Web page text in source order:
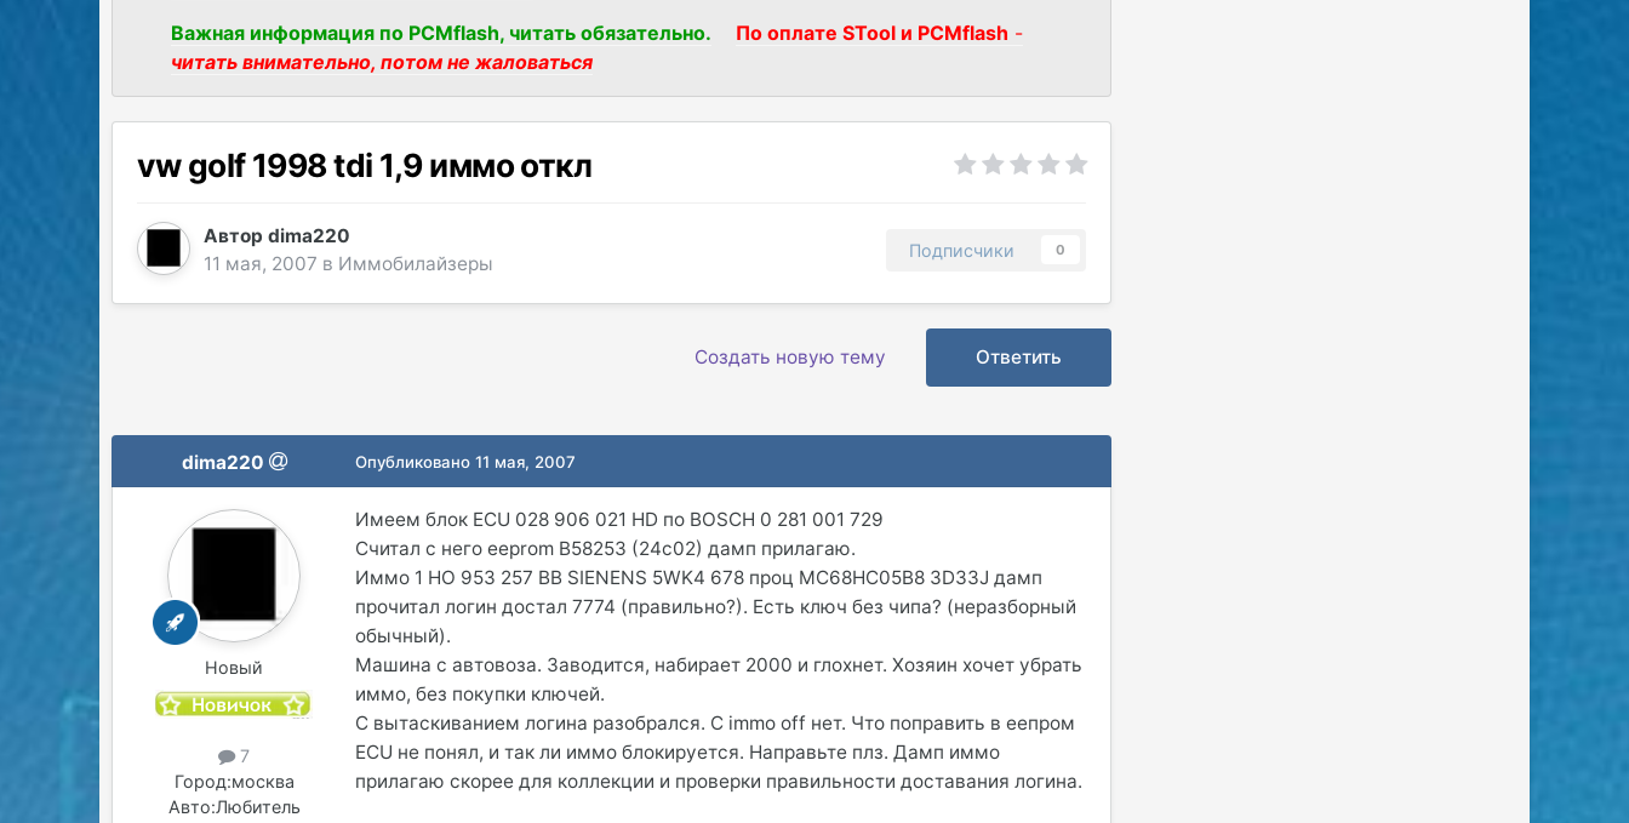
Важная информация по PCMflash, читать обязательно. По оплате STool и PCMflash -
читать внимательно, потом не жаловаться
vw golf 1998 tdi 1,9 иммо откл
Авторdima220
11 мая, 2007 в Иммобилайзеры
Подписчики 0
Ответить
Создать новую тему
dima220
Новый
7
Город:москва
Авто:Любитель
Опубликовано11 мая, 2007
Имеем блок ECU 028 906 021 HD по BOSCH 0 281 001 729
Считал с него eeprom B58253 (24c02) дамп прилагаю.
Иммо 1 HO 953 257 BB SIENENS 5WK4 678 проц MC68HC05B8 3D33J дамп
прочитал логин достал 7774 (правильно?). Есть ключ без чипа? (неразборный
обычный).
Машина с автовоза. Заводится, набирает 2000 и глохнет. Хозяин хочет убрать
иммо, без покупки ключей.
С вытаскиванием логина разобрался. С immo off нет. Что поправить в еепром
ECU не понял, и так ли иммо блокируется. Направьте плз. Дамп иммо
прилагаю скорее для коллекции и проверки правильности доставания логина.